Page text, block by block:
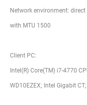
Network environment:
with MTU 1500
Client PC:
Intel(R) Core(TM) i7-4770
WD10EZEX; Intel Gigabit